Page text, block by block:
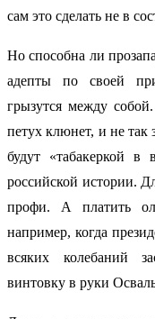
сам это сделать не в
Но способна ли
адепты по своей
грызутся между
петух клюнет, и не
будут «табакеркой
российской истории.
профи. А платить
например, когда
всяких колебаний
винтовку в руки